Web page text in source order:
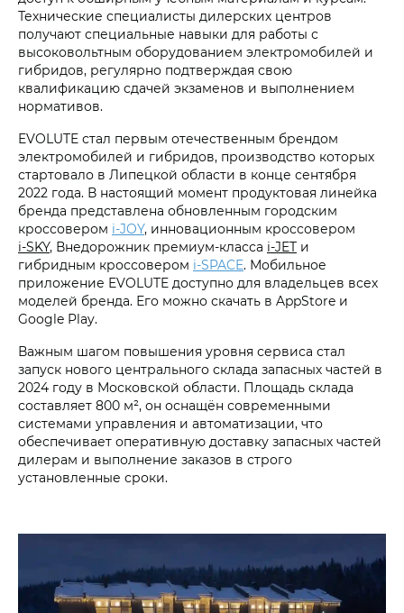
Технические специалисты дилерских центров
получают специальные навыки для работы с
высоковольтным оборудованием электромобилей и
гибридов, регулярно подтверждая свою
квалификацию сдачей экзаменов и выполнением
нормативов.
EVOLUTE стал первым отечественным брендом
электромобилей и гибридов, производство которых
стартовало в Липецкой области в конце сентября
2022 года. В настоящий момент продуктовая линейка
бренда представлена обновленным городским
кроссовером i‑JOY, инновационным кроссовером
i‑SKY, Внедорожник премиум-класса i‑JET и
гибридным кроссовером i‑SPACE. Мобильное
приложение EVOLUTE доступно для владельцев всех
моделей бренда. Его можно скачать в AppStore и
Google Play.
Важным шагом повышения уровня сервиса стал
запуск нового центрального склада запасных частей в
2024 году в Московской области. Площадь склада
составляет 800 м², он оснащён современными
системами управления и автоматизации, что
обеспечивает оперативную доставку запасных частей
дилерам и выполнение заказов в строго
установленные сроки.